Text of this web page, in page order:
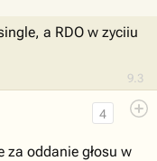
9.3
a RDO w zyciiu
4
za oddanie głosu w